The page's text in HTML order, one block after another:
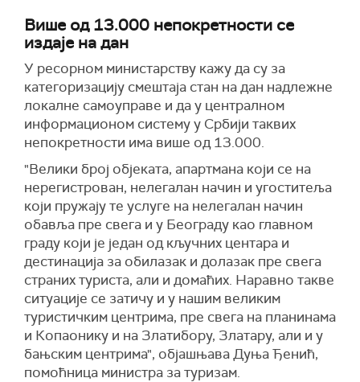
Више од 13.000 непокретности се
издаје на дан
У ресорном министарству кажу да су за
категоризацију смештаја стан на дан надлежне
локалне самоуправе и да у централном
информационом систему у Србији таквих
непокретности има више од 13.000.
"Велики број објеката, апартмана који се на
нерегистрован, нелегалан начин и угоститеља
који пружају те услуге на нелегалан начин
обавља пре свега и у Београду као главном
граду који је један од кључних центара и
дестинација за обилазак и долазак пре свега
страних туриста, али и домаћих. Наравно такве
ситуације се затичу и у нашим великим
туристичким центрима, пре свега на планинама
и Копаонику и на Златибору, Златару, али и у
бањским центрима", објашњава Дуња Ђенић,
помоћница министра за туризам.